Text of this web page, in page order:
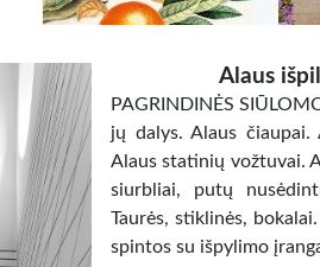
Alaus
PAGRINDINĖS
jų dalys. Alaus čiaupai.
Alaus statinių vožtuvai.
siurbliai, putų
Taurės, stiklinės,
spintos su išpylimo